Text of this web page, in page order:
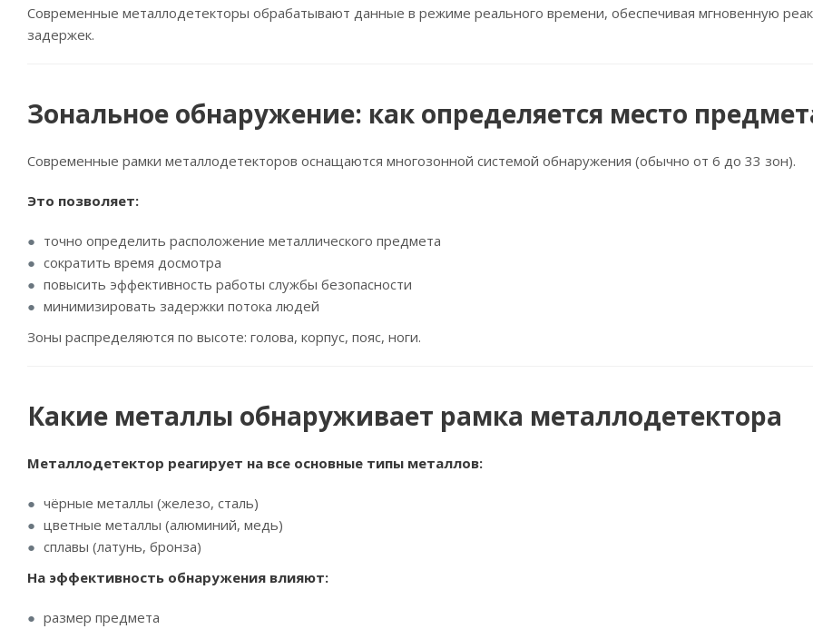
Современные металлодетекторы обрабатывают данные в режиме реального времени, обеспечивая мгновенную
задержек.
Зональное обнаружение: как определяется место
Современные рамки металлодетекторов оснащаются многозонной системой обнаружения (обычно от 6 до 33 зон).
Это позволяет:
точно определить расположение металлического предмета
сократить время досмотра
повысить эффективность работы службы безопасности
минимизировать задержки потока людей
Зоны распределяются по высоте: голова, корпус, пояс, ноги.
Какие металлы обнаруживает рамка металлодетектора
Металлодетектор реагирует на все основные типы металлов:
чёрные металлы (железо, сталь)
цветные металлы (алюминий, медь)
сплавы (латунь, бронза)
На эффективность обнаружения влияют:
размер предмета